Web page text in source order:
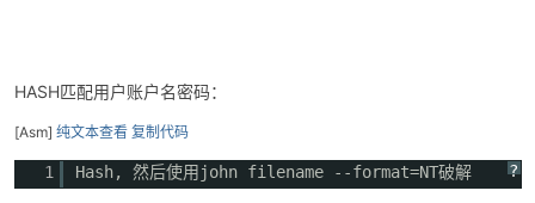
HASH匹配用户账户名密码：
[Asm] 纯文本查看 复制代码
?
1 Hash, 然后使用john filename --format=NT破解